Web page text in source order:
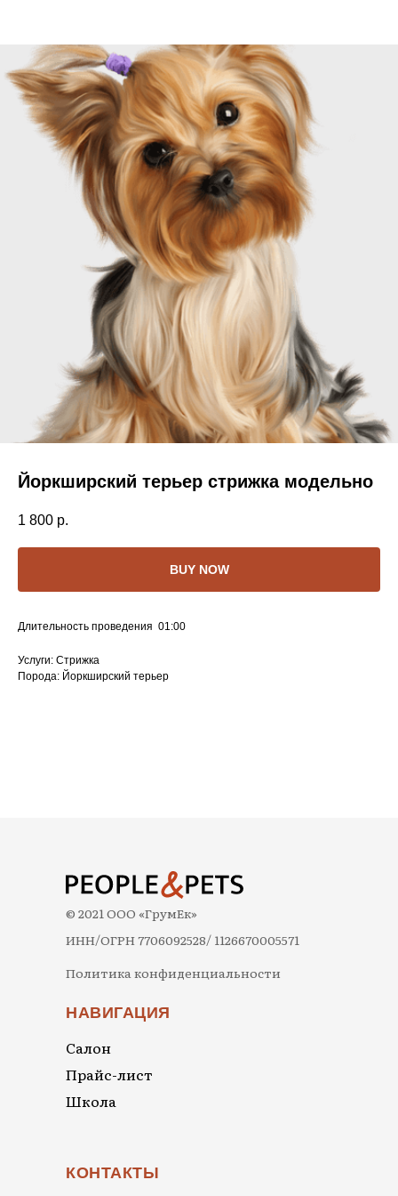
Йоркширский терьер стрижка модельно
1 800 р.
BUY NOW
Длительность проведения 01:00
Услуги: Стрижка
Порода: Йоркширский терьер
Политика конфиденциальности
НАВИГАЦИЯ
Салон
Прайс-лист
Школа
КОНТАКТЫ
© 2021 ООО «ГрумЕк»
ИНН/ОГРН 7706092528/ 1126670005571